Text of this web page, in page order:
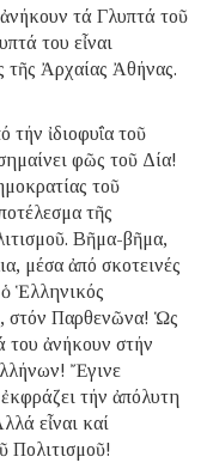
τά Γλυπτά τοῦ
του εἶναι
τῆς Ἀρχαίας Ἀθήνας.
ἰδιοφυΐα τοῦ
φῶς τοῦ Δία!
τοῦ
τῆς
Βῆμα-βῆμα,
μέσα ἀπό σκοτεινές
Ἑλληνικός
στόν Παρθενῶνα! Ὡς
του ἀνήκουν στήν
Ἔγινε
τήν ἀπόλυτη
εἶναι καί
Πολιτισμοῦ!